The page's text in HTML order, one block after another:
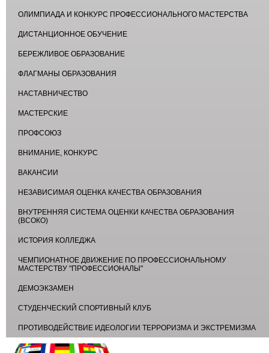
ОЛИМПИАДА И КОНКУРС ПРОФЕССИОНАЛЬНОГО МАСТЕРСТВА
ДИСТАНЦИОННОЕ ОБУЧЕНИЕ
БЕРЕЖЛИВОЕ ОБРАЗОВАНИЕ
ФЛАГМАНЫ ОБРАЗОВАНИЯ
НАСТАВНИЧЕСТВО
МАСТЕРСКИЕ
ПРОФСОЮЗ
ВНИМАНИЕ, КОНКУРС
ВАКАНСИИ
НЕЗАВИСИМАЯ ОЦЕНКА КАЧЕСТВА ОБРАЗОВАНИЯ
ВНУТРЕННЯЯ СИСТЕМА ОЦЕНКИ КАЧЕСТВА ОБРАЗОВАНИЯ
(ВСОКО)
ИСТОРИЯ КОЛЛЕДЖА
ЧЕМПИОНАТНОЕ ДВИЖЕНИЕ ПО ПРОФЕССИОНАЛЬНОМУ
МАСТЕРСТВУ "ПРОФЕССИОНАЛЫ"
ДЕМОЭКЗАМЕН
СТУДЕНЧЕСКИЙ СПОРТИВНЫЙ КЛУБ
ПРОТИВОДЕЙСТВИЕ ИДЕОЛОГИИ ТЕРРОРИЗМА И ЭКСТРЕМИЗМА